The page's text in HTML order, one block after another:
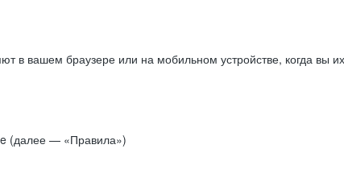
вашем браузере или на мобильном устройстве, когда вы
(далее — «Правила»)